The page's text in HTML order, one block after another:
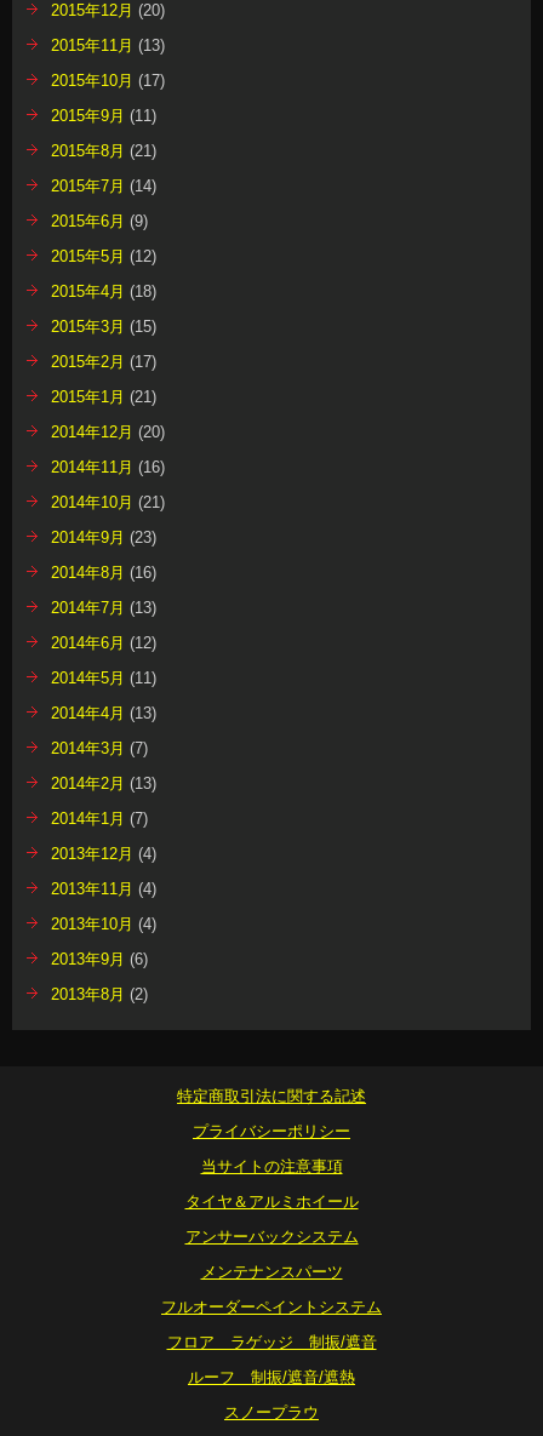
2015年12月 (20)
2015年11月 (13)
2015年10月 (17)
2015年9月 (11)
2015年8月 (21)
2015年7月 (14)
2015年6月 (9)
2015年5月 (12)
2015年4月 (18)
2015年3月 (15)
2015年2月 (17)
2015年1月 (21)
2014年12月 (20)
2014年11月 (16)
2014年10月 (21)
2014年9月 (23)
2014年8月 (16)
2014年7月 (13)
2014年6月 (12)
2014年5月 (11)
2014年4月 (13)
2014年3月 (7)
2014年2月 (13)
2014年1月 (7)
2013年12月 (4)
2013年11月 (4)
2013年10月 (4)
2013年9月 (6)
2013年8月 (2)
特定商取引法に関する記述
プライバシーポリシー
当サイトの注意事項
タイヤ＆アルミホイール
アンサーバックシステム
メンテナンスパーツ
フルオーダーペイントシステム
フロア ラゲッジ 制振/遮音
ルーフ 制振/遮音/遮熱
スノープラウ